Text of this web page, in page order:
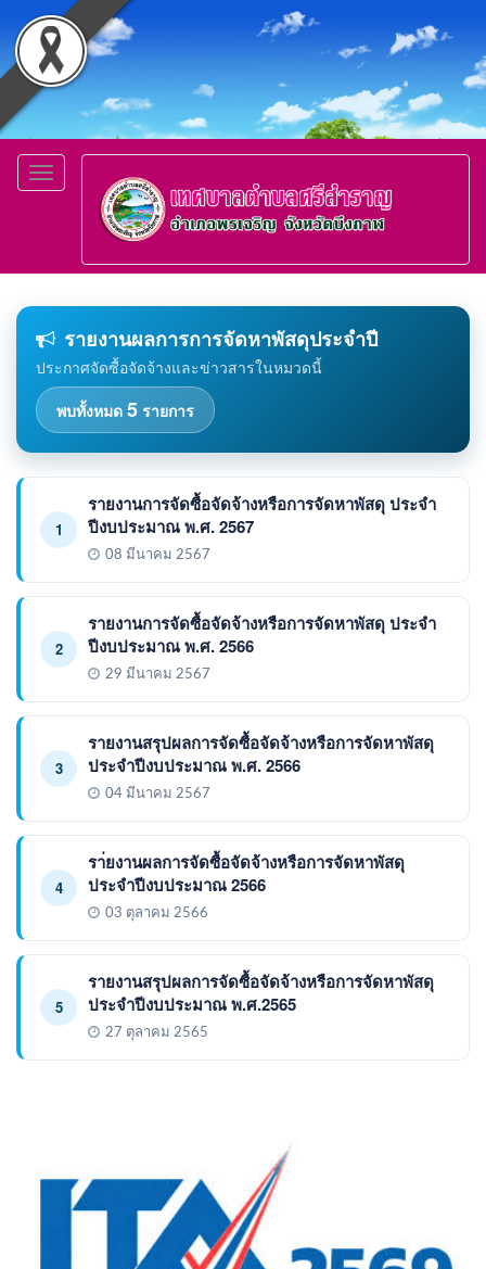
Toggle
navigation
รายงานผลการการจัดหาพัสดุประจำปี
ประกาศจัดซื้อจัดจ้างและข่าวสารในหมวดนี้
พบทั้งหมด 5 รายการ
1
รายงานการจัดซื้อจัดจ้างหรือการจัดหาพัสดุ ประจำ
ปีงบประมาณ พ.ศ. 2567
08 มีนาคม 2567
2
รายงานการจัดซื้อจัดจ้างหรือการจัดหาพัสดุ ประจำ
ปีงบประมาณ พ.ศ. 2566
29 มีนาคม 2567
3
รายงานสรุปผลการจัดซื้อจัดจ้างหรือการจัดหาพัสดุ
ประจำปีงบประมาณ พ.ศ. 2566
04 มีนาคม 2567
4
รา่ยงานผลการจัดซื้อจัดจ้างหรือการจัดหาพัสดุ
ประจำปีงบประมาณ 2566
03 ตุลาคม 2566
5
รายงานสรุปผลการจัดซื้อจัดจ้างหรือการจัดหาพัสดุ
ประจำปีงบประมาณ พ.ศ.2565
27 ตุลาคม 2565